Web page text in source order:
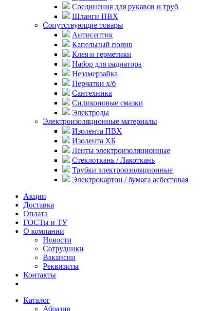
Соединения для рукавов и труб
Шланги ПВХ
Сопутствующие товары
Антисептик
Капельный полив
Клея и герметики
Набор для радиатора
Незамерзайка
Перчатки х/б
Сантехника
Силиконовые смазки
Электроды
Электроизоляционные материалы
Изолента ПВХ
Изолента ХБ
Ленты электроизоляционные
Стеклоткань / Лакоткань
Трубки электроизоляционные
Электрокартон / бумага асбестовая
Акции
Доставка
Оплата
ГОСТы и ТУ
О компании
Новости
Сотрудники
Вакансии
Реквизиты
Контакты
Каталог
Абразив